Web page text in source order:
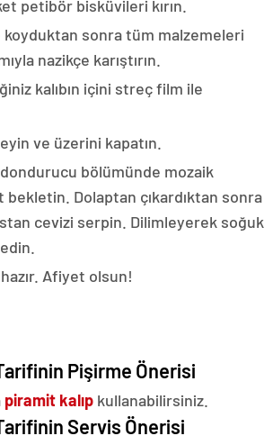
petibör bisküvileri kırın.
koyduktan sonra tüm malzemeleri
nazikçe karıştırın.
kalıbın içini streç film ile
ve üzerini kapatın.
dondurucu bölümünde mozaik
bekletin. Dolaptan çıkardıktan sonra
cevizi serpin. Dilimleyerek soğuk
Afiyet olsun!
Pişirme Önerisi
piramit kalıp kullanabilirsiniz.
Servis Önerisi